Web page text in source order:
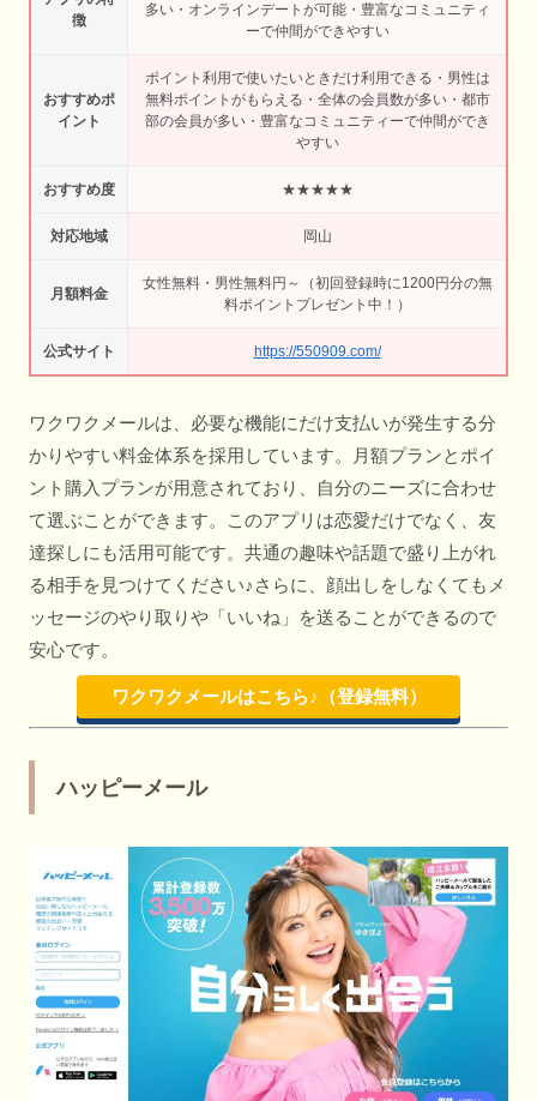
徴
多い・オンラインデートが可能・豊富なコミュニティ
ーで仲間ができやすい
おすすめポ
イント
ポイント利用で使いたいときだけ利用できる・男性は
無料ポイントがもらえる・全体の会員数が多い・都市
部の会員が多い・豊富なコミュニティーで仲間ができ
やすい
おすすめ度 ★★★★★
対応地域 岡山
月額料金
女性無料・男性無料円～（初回登録時に1200円分の無
料ポイントプレゼント中！）
公式サイト https://550909.com/
ワクワクメールは、必要な機能にだけ支払いが発生する分
かりやすい料金体系を採用しています。月額プランとポイ
ント購入プランが用意されており、自分のニーズに合わせ
て選ぶことができます。このアプリは恋愛だけでなく、友
達探しにも活用可能です。共通の趣味や話題で盛り上がれ
る相手を見つけてください♪さらに、顔出しをしなくてもメ
ッセージのやり取りや「いいね」を送ることができるので
安心です。
ワクワクメールはこちら♪（登録無料）
ハッピーメール